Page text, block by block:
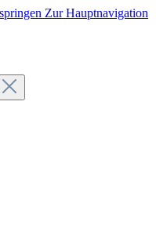
Zur Hauptnavigation